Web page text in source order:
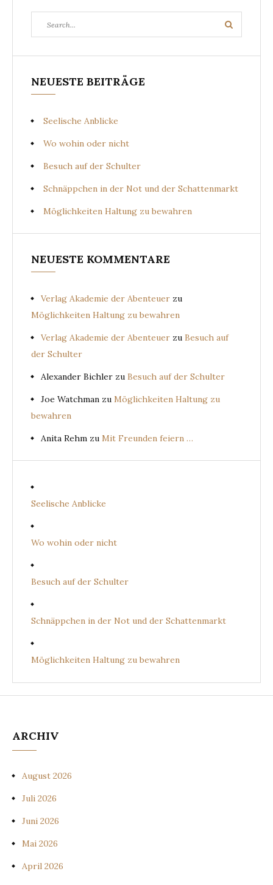
for:
Search
NEUESTE BEITRÄGE
Seelische Anblicke
Wo wohin oder nicht
Besuch auf der Schulter
Schnäppchen in der Not und der Schattenmarkt
Möglichkeiten Haltung zu bewahren
NEUESTE KOMMENTARE
Verlag Akademie der Abenteuer zu
Möglichkeiten Haltung zu bewahren
Verlag Akademie der Abenteuer zu Besuch auf
der Schulter
Alexander Bichler zu Besuch auf der Schulter
Joe Watchman zu Möglichkeiten Haltung zu
bewahren
Anita Rehm zu Mit Freunden feiern …
Seelische Anblicke
Wo wohin oder nicht
Besuch auf der Schulter
Schnäppchen in der Not und der Schattenmarkt
Möglichkeiten Haltung zu bewahren
ARCHIV
August 2026
Juli 2026
Juni 2026
Mai 2026
April 2026